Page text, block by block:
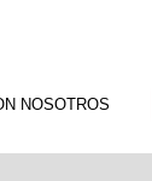
NOSOTROS